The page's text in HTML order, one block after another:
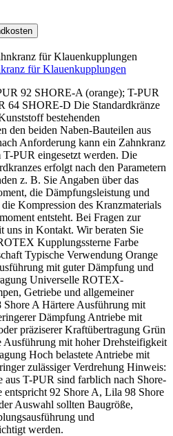
für Klauenkupplungen
92 SHORE-A (orange); T-PUR
64 SHORE-D Die Standardkränze
bestehenden
den beiden Naben-Bauteilen aus
Anforderung kann ein Zahnkranz
PUR eingesetzt werden. Die
erfolgt nach den Parametern
z. B. Sie Angaben über das
die Dämpfungsleistung und
Kompression des Kranzmaterials
entsteht. Bei Fragen zur
uns in Kontakt. Wir beraten Sie
Kupplungssterne Farbe
Typische Verwendung Orange
mit guter Dämpfung und
Universelle ROTEX-
Getriebe und allgemeiner
A Härtere Ausführung mit
Dämpfung Antriebe mit
präziserer Kraftübertragung Grün
Ausführung mit hoher Drehsteifigkeit
Hoch belastete Antriebe mit
zulässiger Verdrehung Hinweis:
T-PUR sind farblich nach Shore-
entspricht 92 Shore A, Lila 98 Shore
Auswahl sollten Baugröße,
und
werden.